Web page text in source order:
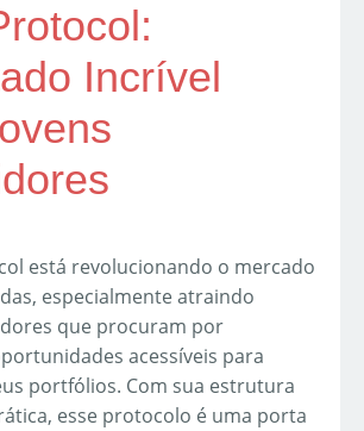
Incrível
está revolucionando o mercado
especialmente atraindo
que procuram por
acessíveis para
portfólios. Com sua estrutura
esse protocolo é uma porta